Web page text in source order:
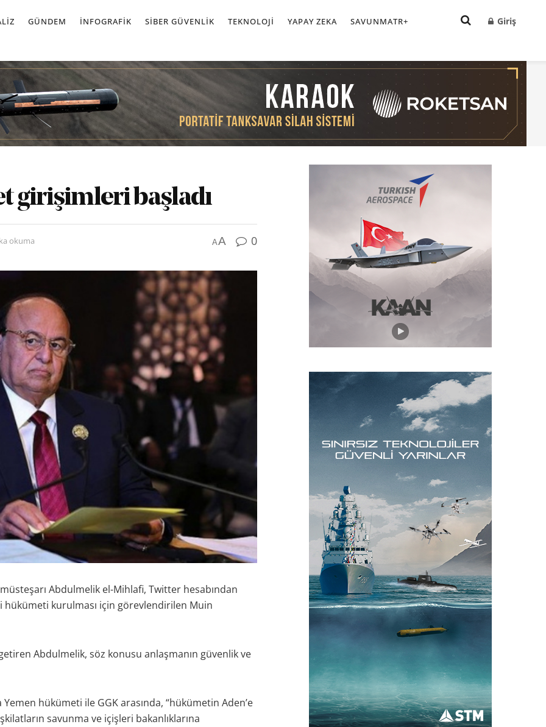
GÜNDEM İNFOGRAFIK SIBER GÜVENLIK TEKNOLOJI YAPAY ZEKA SAVUNMATR+ Giriş
girişimleri başladı
okuma AA 0
Abdulmelik el-Mihlafi, Twitter hesabından
hükümeti kurulması için görevlendirilen Muin
Abdulmelik, söz konusu anlaşmanın güvenlik ve
Yemen hükümeti ile GGK arasında, “hükümetin Aden’e
savunma ve içişleri bakanlıklarına